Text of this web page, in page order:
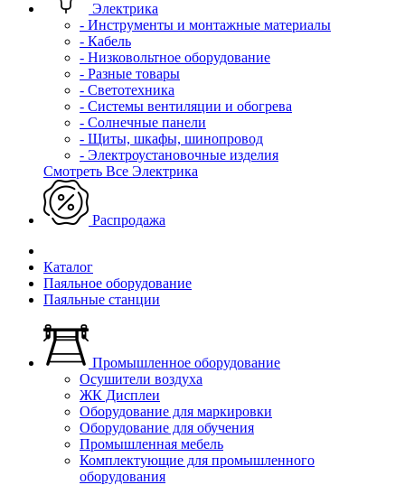
Электрика
- Инструменты и монтажные материалы
- Кабель
- Низковольтное оборудование
- Разные товары
- Светотехника
- Системы вентиляции и обогрева
- Солнечные панели
- Щиты, шкафы, шинопровод
- Электроустановочные изделия
Смотреть Все Электрика
Распродажа
Каталог
Паяльное оборудование
Паяльные станции
Промышленное оборудование
Осушители воздуха
ЖК Дисплеи
Оборудование для маркировки
Оборудование для обучения
Промышленная мебель
Комплектующие для промышленного
оборудования